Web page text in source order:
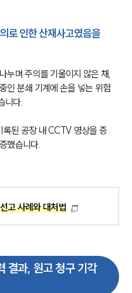
로 인한 산재사고였음을
누며 주의를 기울이지 않은 채,
인 분쇄 기계에 손을 넣는 위험
니다.
록된 공장 내 CCTV 영상을 증
했습니다.
고 사례와 대처법
결과, 원고 청구 기각